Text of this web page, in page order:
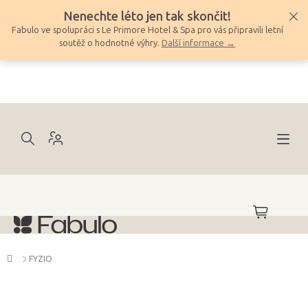
obsah
Nenechte léto jen tak skončit!
Fabulo ve spolupráci s Le Primore Hotel & Spa pro vás připravili letní
soutěž o hodnotné výhry. Další informace →
NÁKUPNÍ
KOŠÍK
Domů
FYZIO